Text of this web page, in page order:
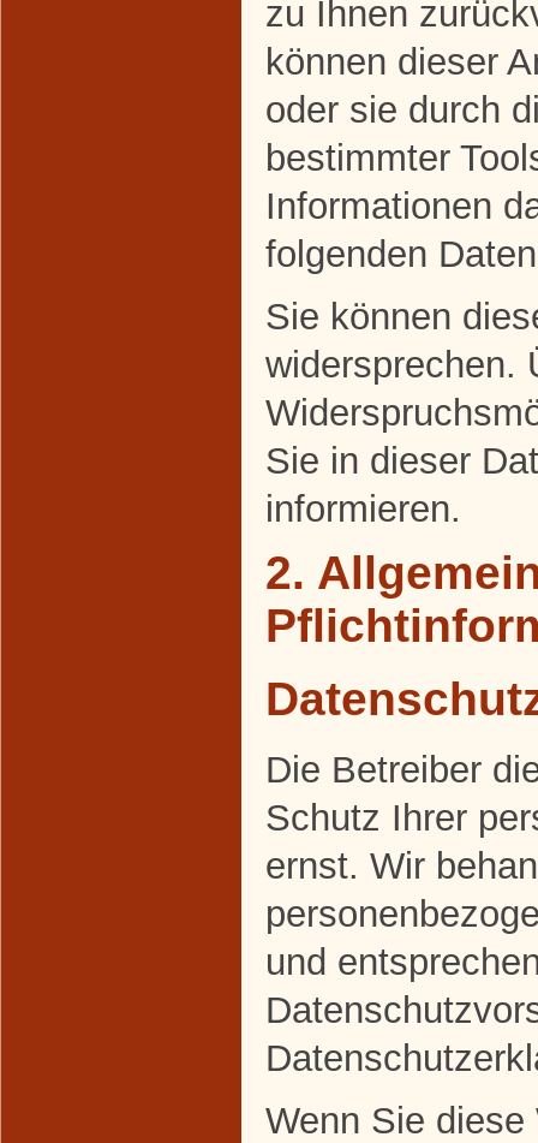
zu Ihnen
können dieser
oder sie durch
bestimmter
Informationen
folgenden
Sie können
widersprechen.
Sie in dieser
informieren.
2.
Die Betreiber
Schutz Ihrer
ernst. Wir
und
Wenn Sie